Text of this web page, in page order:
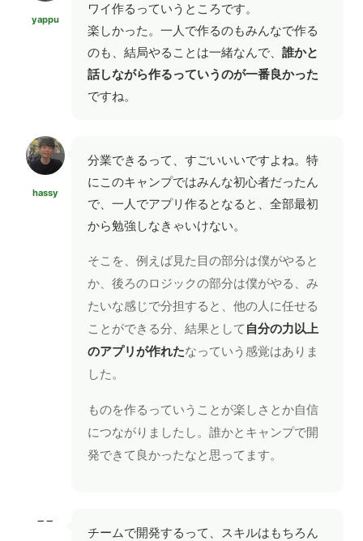
yappu
ワイ作るっていうところです。
楽しかった。一人で作るのもみんなで作る
のも、結局やることは一緒なんで、 誰かと
話しながら作るっていうのが一番良かった
ですね。
hassy
分業できるって、すごいいいですよね。特
にこのキャンプではみんな初心者だったん
で、一人でアプリ作るとなると、全部最初
から勉強しなきゃいけない。
そこを、例えば見た目の部分は僕がやると
か、後ろのロジックの部分は僕がやる、み
たいな感じで分担すると、他の人に任せる
ことができる分、結果として 自分の力以上
のアプリが作れたなっていう感覚はありま
した。
ものを作るっていうことが楽しさとか自信
につながりましたし。誰かとキャンプで開
発できて良かったなと思ってます。
−−
チームで開発するって、スキルはもちろん